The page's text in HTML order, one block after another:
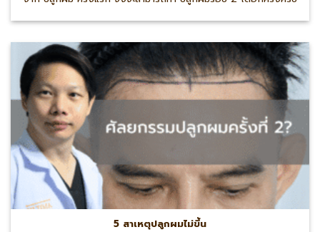
5 สาเหตุปลูกผมไม่ขึ้น